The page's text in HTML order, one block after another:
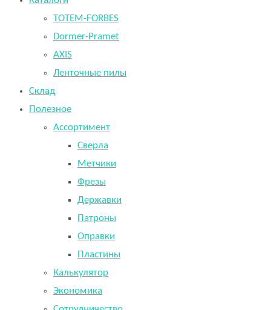
TOTEM-FORBES
Dormer-Pramet
AXIS
Ленточные пилы
Склад
Полезное
Ассортимент
Сверла
Метчики
Фрезы
Державки
Патроны
Оправки
Пластины
Калькулятор
Экономика